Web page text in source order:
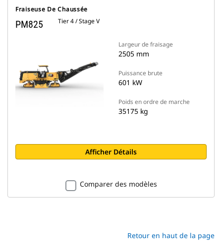
Fraiseuse De Chaussée
PM825 Tier 4 / Stage V
Largeur de fraisage
2505 mm
Puissance brute
601 kW
Poids en ordre de marche
35175 kg
Afficher Détails
Comparer des modèles
Retour en haut de la page